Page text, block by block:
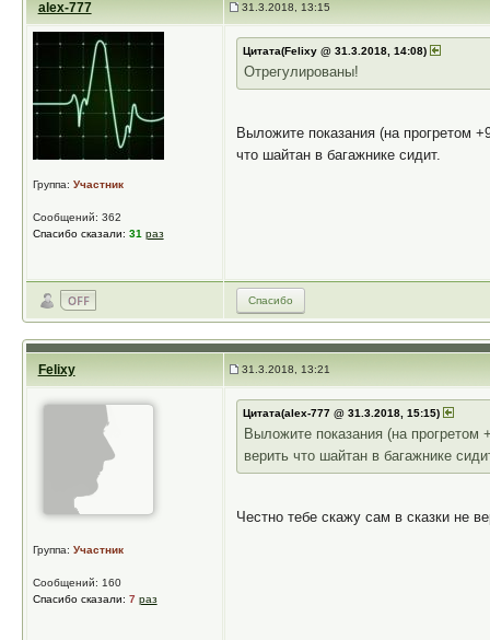
alex-777 31.3.2018, 13:15
Группа: Участник
Сообщений: 362
Спасибо сказали: 31 раз
Цитата(Felixy @ 31.3.2018, 14:08)
Отрегулированы!
Выложите показания (на прогретом
что шайтан в багажнике сидит.
Спасибо
Felixy 31.3.2018, 13:21
Группа: Участник
Сообщений: 160
Спасибо сказали: 7 раз
Цитата(alex-777 @ 31.3.2018, 15:15)
Выложите показания (на прогретом
верить что шайтан в багажнике
Честно тебе скажу сам в сказки не